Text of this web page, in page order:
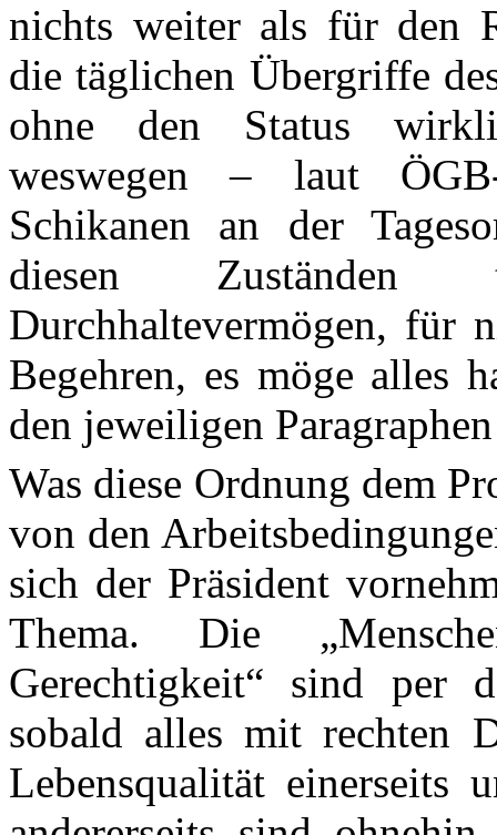
nichts weiter als für den
die täglichen Übergriffe
ohne den Status
weswegen – laut
Schikanen an der
diesen Zuständen
Durchhaltevermögen, für
Begehren, es möge alles
den jeweiligen
Was diese Ordnung dem
von den
sich der Präsident
Thema. Die
Gerechtigkeit“ sind per
sobald alles mit rechten
Lebensqualität einerseits